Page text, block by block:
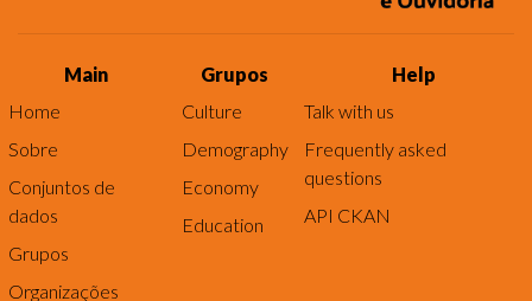
Main
Home
Sobre
Conjuntos de
dados
Grupos
Organizações
Grupos
Culture
Demography
Economy
Education
Help
Talk with us
Frequently asked
questions
API CKAN